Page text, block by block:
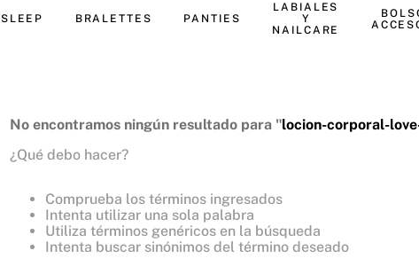
SLEEP BRALETTES PANTIES
LABIALES
Y
NAILCARE
No encontramos ningún resultado para "locion-corporal-
¿Qué debo hacer?
Comprueba los términos ingresados
Intenta utilizar una sola palabra
Utiliza términos genéricos en la búsqueda
Intenta buscar sinónimos del término deseado
5.
vainilla
6.
bombshell
8.
mist
9.
body